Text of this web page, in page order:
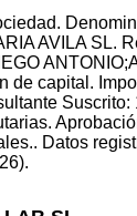
AVILA SL.
de capital.
Suscrito:
Datos